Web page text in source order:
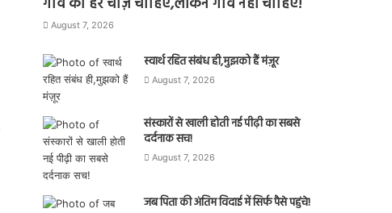
August 7, 2026
स्वार्थ रहित संबंध ही,मुझको हैं मंज़ूर
August 7, 2026
संस्कारों से खाली होती नई पीढ़ी का सबसे
दर्दनाक सच!
August 7, 2026
जब पिता की अंतिम विदाई में सिर्फ पैसे पहुंचे!